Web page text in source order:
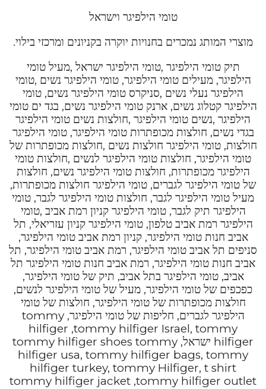
טומי הילפיגר וישראל
מוצרי המותג נמכרים בחנויות יוקרה בקניונים ומרכזי בילוי.
תיק טומי הילפיגר ,טומי הילפיגר ישראל ,מעיל טומי
הילפיגר, מעילים טומי הילפיגר, טומי הילפיגר נשים ,טומי
הילפיגר נעלי נשים ,סניקרס טומי הילפיגר נשים, טומי
הילפיגר קטלוג נשים, ארנק טומי הילפיגר נשים, בגד ים טומי
הילפיגר ,נשים טומי הילפיגר ,חולצות נשים טומי הילפיגר
בגדי נשים, חולצות מכופתרות טומי הילפיגר, טומי הילפיגר
חולצות, טומי הילפיגר חולצות נשים ,חולצות מכופתרות של
טומי הילפיגר, חולצות טומי הילפיגר לנשים ,חולצות טומי
הילפיגר מכופתרות, חולצות טומי הילפיגר נשים, חולצות
של טומי הילפיגר לגברים, טומי הילפיגר חולצות מכופתרות,
מעיל טומי הילפיגר לגבר, חולצות טומי הילפיגר לגבר, טומי
הילפיגר תיק לגבר, טומי הילפיגר קניון רמת אביב ,טומי
הילפיגר רמת אביב טלפון, טומי הילפיגר קניון עזריאלי, תל
אביב חנות טומי הילפיגר, קניון רמת אביב טומי הילפיגר,
סניפים תל אביב טומי הילפיגר, רמת אביב טומי הילפיגר, תל
אביב חנות טומי הילפיגר, רמת אביב חנות טומי הילפיגר תל
אביב, טומי הילפיגר בתל אביב, תיק של טומי הילפיגר,
כפכפים של טומי הילפיגר, מעיל של טומי הילפיגר לנשים,
חולצות מכופתרות של טומי הילפיגר, חולצות של טומי
הילפיגר לגברים, חליפות של טומי הילפיגר, tommy
hilfiger ,tommy hilfiger Israel, tommy
hilfiger ישראל, tommy hilfiger shoes tommy
hilfiger usa, tommy hilfiger bags, tommy
hilfiger turkey, tommy Hilfiger, t shirt
tommy hilfiger jacket ,tommy hilfiger outlet